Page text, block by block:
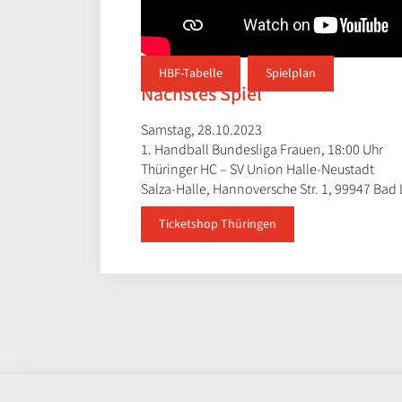
HBF-Tabelle Spielplan
Nächstes Spiel
Samstag, 28.10.2023
1. Handball Bundesliga Frauen, 18:00 Uhr
Thüringer HC – SV Union Halle-Neustadt
Salza-Halle, Hannoversche Str. 1, 99947 Bad
Ticketshop Thüringen